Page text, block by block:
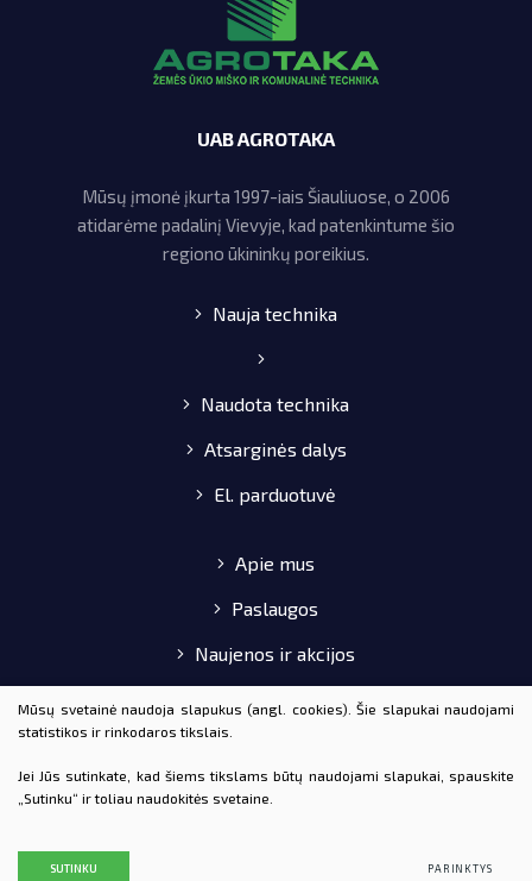
UAB AGROTAKA
Mūsų įmonė įkurta 1997-iais Šiauliuose, o 2006
atidarėme padalinį Vievyje, kad patenkintume šio
regiono ūkininkų poreikius.
Nauja technika
Naudota technika
Atsarginės dalys
El. parduotuvė
Apie mus
Paslaugos
Naujenos ir akcijos
Pirkimo-pardavimo taisyklės
Mūsų svetainė naudoja slapukus (angl. cookies). Šie slapukai naudojami
statistikos ir rinkodaros tikslais.
Jei Jūs sutinkate, kad šiems tikslams būtų naudojami slapukai, spauskite
„Sutinku“ ir toliau naudokitės svetaine.
SUTINKU PARINKTYS